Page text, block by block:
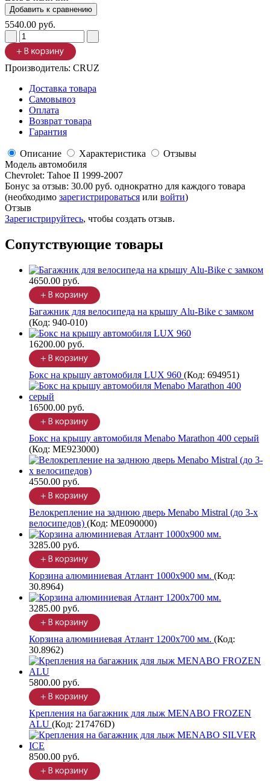
5540.00 руб.
Производитель: CRUZ
Доставка товара
Самовывоз
Оплата
Возврат товара
Гарантия
Описание Характеристика
Отзывы
Модель автомобиля
Chevrolet: Tahoe II 1999-2007
Бонус за отзыв: 30.00 руб. однократно для каждого товара
(необходимо зарегистрироваться или войти)
Отзыв
Зарегистрируйтесь, чтобы создать отзыв.
Сопутствующие товары
4650.00 руб.
Багажник для велосипеда на крышу Alu-Bike с замком
(Код: 940-010)
16200.00 руб.
Бокс на крышу автомобиля LUX 960 (Код: 694951)
16500.00 руб.
Бокс на крышу автомобиля Menabo Marathon 400 серый
(Код: ME923000)
4550.00 руб.
Велокрепление на заднюю дверь Menabo Mistral (до 3-х
велосипедов) (Код: ME090000)
3285.00 руб.
Корзина алюминиевая Атлант 1000х900 мм. (Код:
30.8964)
3285.00 руб.
Корзина алюминиевая Атлант 1200х700 мм. (Код:
30.8962)
5800.00 руб.
Крепления на багажник для лыж MENABO FROZEN
ALU (Код: 217476D)
8500.00 руб.